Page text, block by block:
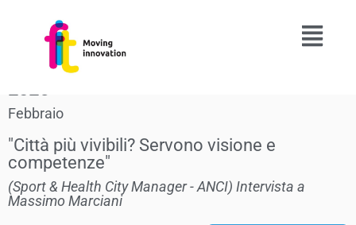
2025
Febbraio
"Città più vivibili? Servono visione e
competenze"
(Sport & Health City Manager - ANCI) Intervista a
Massimo Marciani